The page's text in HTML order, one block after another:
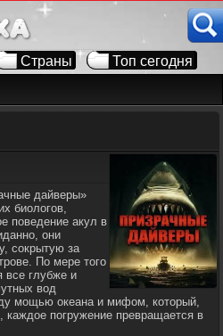
Страны
Топ сегодня
дайверы»
биологов,
поведение акул в
они
сокрытую за
По мере того
все глубже и
вод
мощью океана и мифом, который,
каждое погружение превращается в